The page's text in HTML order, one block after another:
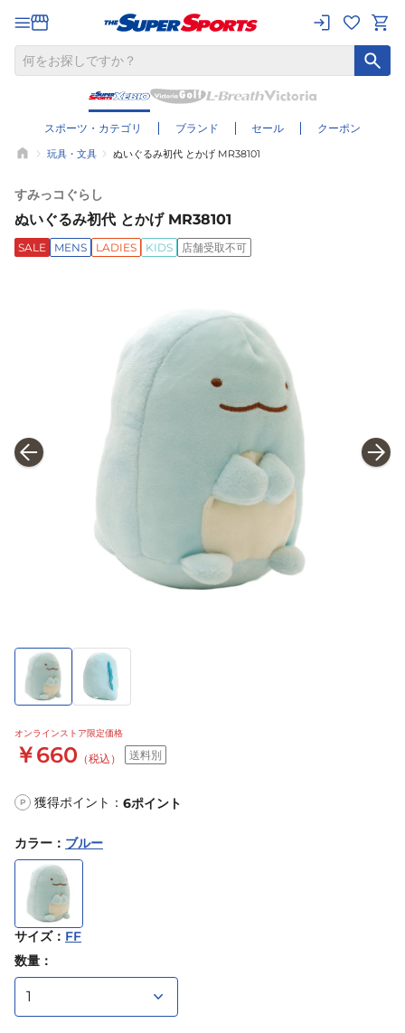
スポーツ・カテゴリ ブランド セール クーポン
玩具・文具 ぬいぐるみ初代 とかげ MR38101
すみっコぐらし
ぬいぐるみ初代 とかげ MR38101
SALE MENS LADIES KIDS 店舗受取不可
オンラインストア限定価格
￥660 （税込） 送料別
P 獲得ポイント： 6ポイント
カラー ： ブルー
サイズ： FF
数量：